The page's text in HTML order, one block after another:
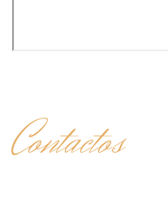
Contactos